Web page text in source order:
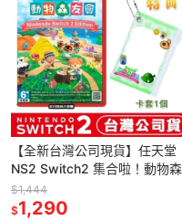
【全新台灣公司現貨】任天堂
NS2 Switch2 集合啦！動物森
友會-中文版
$1,444
$1,290